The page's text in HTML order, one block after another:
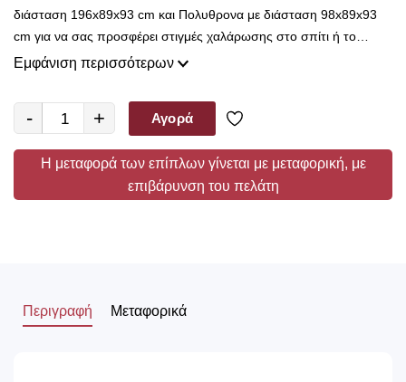
διάσταση 196x89x93 cm και Πολυθρονα με διάσταση 98x89x93
cm για να σας προσφέρει στιγμές χαλάρωσης στο σπίτι ή το
γραφείο. Στο Decorama Home υπάρχει μεγάλη ποικιλία από
διαστάσεις για να επιλέξετε το έπιπλο που θα δημιουργεί την
αίσθηση της φιλοξενίας τόσο σε εσάς όσο και στους επισκέπτες
Εμφάνιση περισσότερων
- + Αγορά
Η μεταφορά των επίπλων γίνεται με μεταφορική, με
επιβάρυνση του πελάτη
Περιγραφή Μεταφορικά